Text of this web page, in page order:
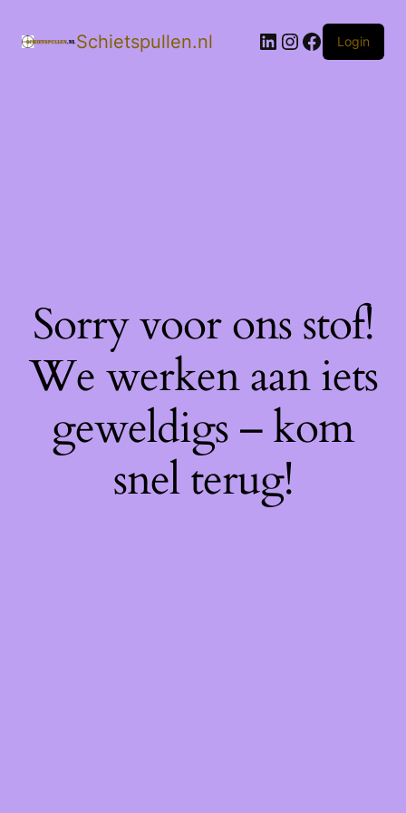
Schietspullen.nl LinkedIn
Instagram
Facebook
Login
Sorry voor ons stof!
We werken aan iets
geweldigs – kom
snel terug!